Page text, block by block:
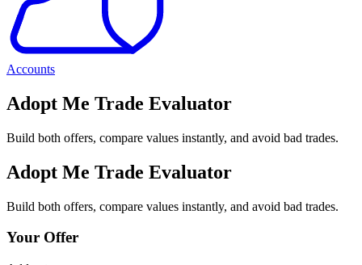
Accounts
Adopt Me Trade Evaluator
Build both offers, compare values instantly, and avoid bad trades.
Adopt Me Trade Evaluator
Build both offers, compare values instantly, and avoid bad trades.
Your Offer